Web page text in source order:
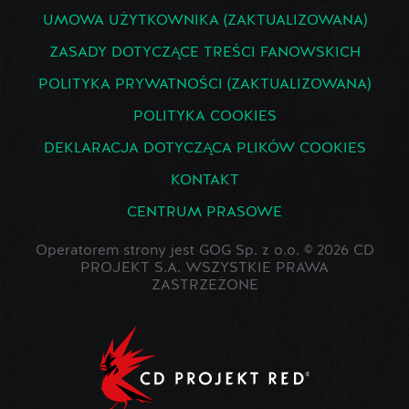
UMOWA UŻYTKOWNIKA (ZAKTUALIZOWANA)
ZASADY DOTYCZĄCE TREŚCI FANOWSKICH
POLITYKA PRYWATNOŚCI (ZAKTUALIZOWANA)
POLITYKA COOKIES
DEKLARACJA DOTYCZĄCA PLIKÓW COOKIES
KONTAKT
CENTRUM PRASOWE
Operatorem strony jest GOG Sp. z o.o. © 2026 CD
PROJEKT S.A. WSZYSTKIE PRAWA
ZASTRZEŻONE